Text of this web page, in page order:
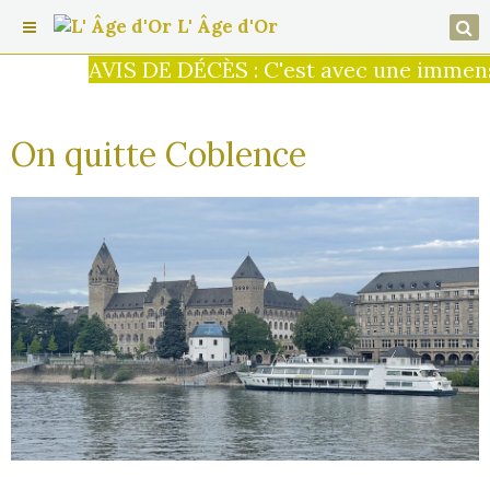
AVIS DE DÉCÈS : C'est avec une
L' Âge d'Or
On quitte Coblence